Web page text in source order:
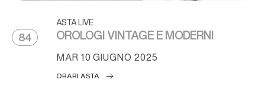
84
ASTA LIVE
OROLOGI VINTAGE E MODERNI
MAR10 GIUGNO 2025
ORARI ASTA